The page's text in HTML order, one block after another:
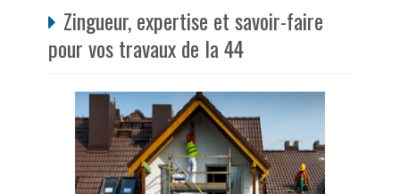
Zingueur, expertise et savoir-faire
pour vos travaux de la 44